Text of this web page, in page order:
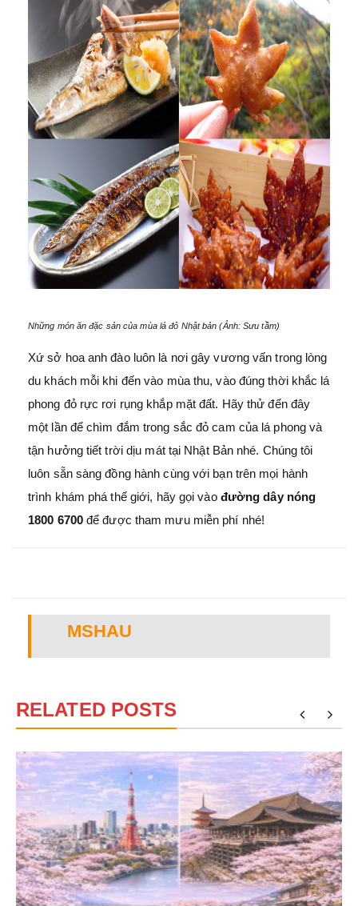
Những món ăn đặc sản của mùa lá đỏ Nhật bản (Ảnh: Sưu tầm)
Xứ sở hoa anh đào luôn là nơi gây vương vấn trong lòng
du khách mỗi khi đến vào mùa thu, vào đúng thời khắc lá
phong đỏ rực rơi rụng khắp mặt đất. Hãy thử đến đây
một lần để chìm đắm trong sắc đỏ cam của lá phong và
tận hưởng tiết trời dịu mát tại Nhật Bản nhé. Chúng tôi
luôn sẵn sàng đồng hành cùng với bạn trên mọi hành
trình khám phá thế giới, hãy gọi vào đường dây nóng
1800 6700 để được tham mưu miễn phí nhé!
MSHAU
RELATED POSTS